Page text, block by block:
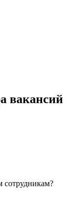
вакансий
сотрудникам?